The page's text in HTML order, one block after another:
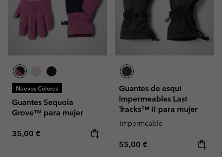
Nuevos Colores
Guantes Sequoia
Grove™ para mujer
Regular price:
35,00 €
Guantes de esquí
impermeables Last
Tracks™ II para mujer
Impermeable
Regular price:
55,00 €